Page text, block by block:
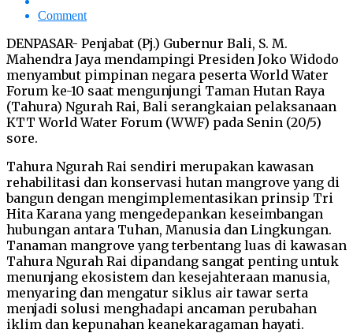
Comment
DENPASAR- Penjabat (Pj.) Gubernur Bali, S. M.
Mahendra Jaya mendampingi Presiden Joko Widodo
menyambut pimpinan negara peserta World Water
Forum ke-10 saat mengunjungi Taman Hutan Raya
(Tahura) Ngurah Rai, Bali serangkaian pelaksanaan
KTT World Water Forum (WWF) pada Senin (20/5)
sore.
Tahura Ngurah Rai sendiri merupakan kawasan
rehabilitasi dan konservasi hutan mangrove yang di
bangun dengan mengimplementasikan prinsip Tri
Hita Karana yang mengedepankan keseimbangan
hubungan antara Tuhan, Manusia dan Lingkungan.
Tanaman mangrove yang terbentang luas di kawasan
Tahura Ngurah Rai dipandang sangat penting untuk
menunjang ekosistem dan kesejahteraan manusia,
menyaring dan mengatur siklus air tawar serta
menjadi solusi menghadapi ancaman perubahan
iklim dan kepunahan keanekaragaman hayati.